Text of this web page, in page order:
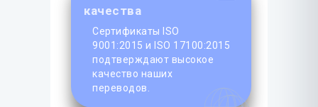
качества
Сертификаты ISO
9001:2015 и ISO 17100:2015
подтверждают высокое
качество наших
переводов.